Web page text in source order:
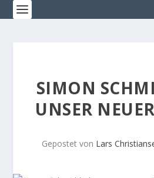
SIMON
UNSER
Gepostet von Lars